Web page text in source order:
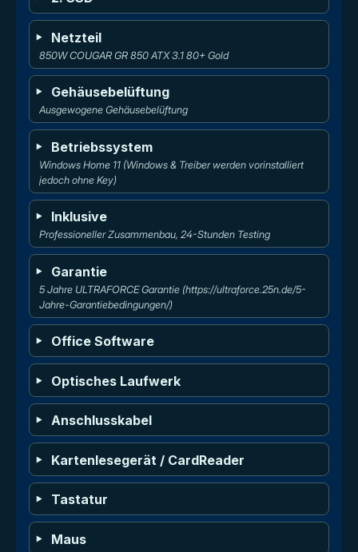
Netzteil
850W COUGAR GR 850 ATX 3.1 80+ Gold
Gehäusebelüftung
Ausgewogene Gehäusebelüftung
Betriebssystem
Windows Home 11 (Windows & Treiber werden vorinstalliert
jedoch ohne Key)
Inklusive
Professioneller Zusammenbau, 24-Stunden Testing
Garantie
5 Jahre ULTRAFORCE Garantie (https://ultraforce.25n.de/5-
Jahre-Garantiebedingungen/)
Office Software
Optisches Laufwerk
Anschlusskabel
Kartenlesegerät / CardReader
Tastatur
Maus